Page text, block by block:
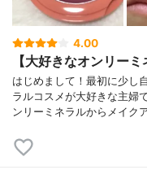
4.00
【大好きなオンリー
はじめまして！最初に少し
ラルコスメが大好きな主婦
ンリーミネラルからメイク